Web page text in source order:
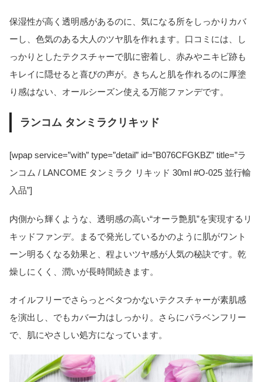
保湿性が高く透明感があるのに、気になる所をしっかりカバ
ーし、色気のある大人のツヤ肌を作れます。口コミには、し
っかりとしたテクスチャーで肌に密着し、赤みやニキビ跡も
キレイに隠せると喜びの声が。きちんと肌を作れるのに厚塗
り感はない、オールシーズン使える万能ファンデです。
ランコム タンミラクリキッド
[wpap service=”with” type=”detail” id=”B076CFGKBZ” title=”ラ
ンコム / LANCOME タンミラク リキッド 30ml #O-025 並行輸
入品”]
内側から輝くような、透明感の高い“オーラ艶肌”を実現するリ
キッドファンデ。まるで発光しているかのように肌がワント
ーン明るくなる効果と、程よいツヤ感が人気の秘訣です。乾
燥しにくく、潤いが長時間続きます。
オイルフリーでさらっとベタつかないテクスチャーが素肌感
を演出し、でもカバー力はしっかり。さらにパラベンフリー
で、肌にやさしい処方になっています。